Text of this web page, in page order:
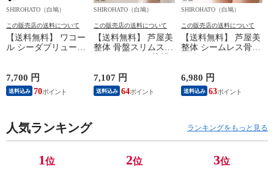
SHIROHATO（白鳩）
この販売店の送料について
【送料無料】 ワコー
ル シーダブリューエ
柔流 ノースリーブ
トップス タンクトッ
プ Uネック JAY390
7,700 円
送料込み 70
SHIROHATO（白鳩）
この販売店の送料について
【送料無料】 芦屋美
整体 骨盤スリムスタ
矯正 骨盤補正 補正
下着 シームレス レ
ディース
7,107 円
送料込み 64
SHIROHATO（白鳩）
この販売店の送料について
【送料無料】 芦屋美
整体 シームレス骨盤
ガードル 骨盤矯正
骨盤補正 補正下着
シームレス レディー
6,980 円
送料込み 63
人気ランキング ランキングをもっと見る
1位 2位 3位